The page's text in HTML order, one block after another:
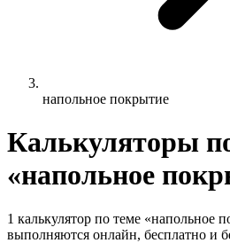
напольное покрытие
Калькуляторы
«напольное
1 калькулятор по теме «напольное
выполняются онлайн, бесплатно и